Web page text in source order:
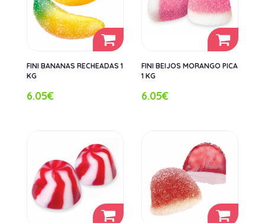
FINI BANANAS RECHEADAS 1
KG
6.05€
FINI BEIJOS MORANGO PICA
1 KG
6.05€